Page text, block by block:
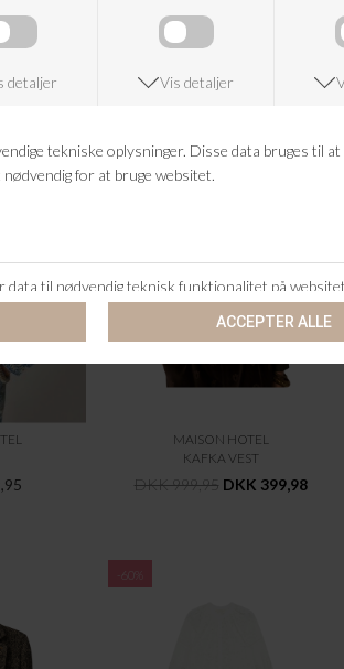
ANDRE KØBTE OGSÅ
MAISON HOTEL
KAFKA VEST
DKK 999,95 DKK 399,98
-60%